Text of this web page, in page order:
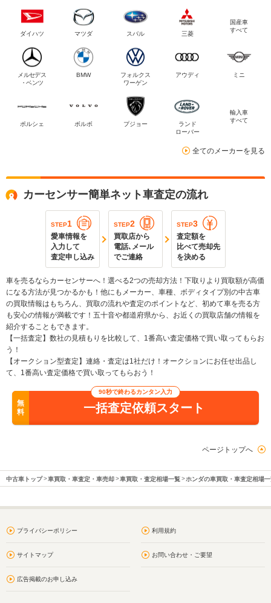
ダイハツ マツダ スバル 三菱
国産車
すべて
メルセデス
・ベンツ
BMW
フォルクス
ワーゲン
アウディ ミニ
ポルシェ ボルボ プジョー
ランド
ローバー
輸入車
すべて
全てのメーカーを見る
カーセンサー簡単ネット車査定の流れ
STEP1
愛車情報を
入力して
査定申し込み
STEP2
買取店から
電話､メール
でご連絡
STEP3
査定額を
比べて売却先
を決める
車を売るならカーセンサーへ！選べる2つの売却方法！下取りより買取額が高価
になる方法が見つかるかも！他にもメーカー、車種、ボディタイプ別の中古車
の買取情報はもちろん、買取の流れや査定のポイントなど、初めて車を売る方
も安心の情報が満載です！五十音や都道府県から、お近くの買取店舗の情報を
紹介することもできます。
【一括査定】数社の見積もりを比較して、1番高い査定価格で買い取ってもらお
う！
【オークション型査定】連絡・査定は1社だけ！オークションにお任せ出品し
て、1番高い査定価格で買い取ってもらおう！
無
料
90秒で終わるカンタン入力
一括査定依頼スタート
ページトップへ
中古車トップ 車買取・車査定・車売却 車買取・査定相場一覧 ホンダの車買取・車査定相場
プライバシーポリシー 利用規約
サイトマップ お問い合わせ・ご要望
広告掲載のお申し込み